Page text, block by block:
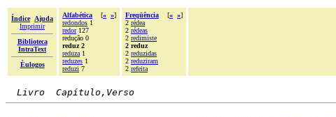
Índice
Ajuda
Imprimir
Biblioteca
IntraText
Èulogos
Alfabética [« »]
redondos 1
redor127
redução 0
reduz 2
reduza 1
reduzes 1
reduzi 7
Freqüência [« »]
2 rédea
2 rédeas
2 redimiste
2 reduz
2 reduzidas
2 reduziram
2 refeita
Livro  Capítulo,Verso